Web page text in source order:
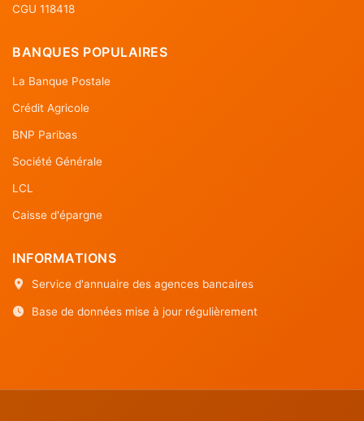
CGU 118418
BANQUES POPULAIRES
La Banque Postale
Crédit Agricole
BNP Paribas
Société Générale
LCL
Caisse d'épargne
INFORMATIONS
Service d'annuaire des agences bancaires
Base de données mise à jour régulièrement